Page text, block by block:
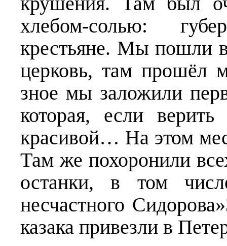
хлебом-солью:
крестьяне. Мы пошли
церковь, там прошёл
зное мы заложили
которая, если
красивой… На этом
Там же похоронили
останки, в том
несчастного
казака привезли в